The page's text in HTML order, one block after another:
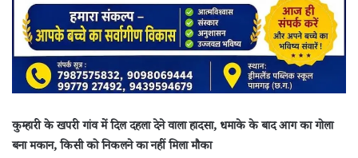
कुम्हारी के खपरी गांव में दिल दहला देने वाला हादसा, धमाके के बाद आग का गोला
बना मकान, किसी को निकलने का नहीं मिला मौका